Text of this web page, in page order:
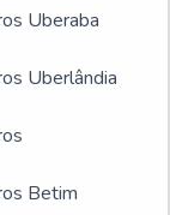
Uberaba
Uberlândia
Betim